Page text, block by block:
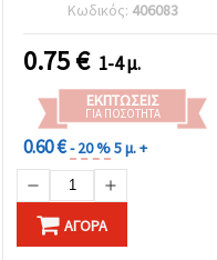
Κωδικός: 406083
0.75€ 1-4 μ.
ΕΚΠΤΏΣΕΙΣ
ΓΙΑ ΠΟΣΌΤΗΤΑ
0.60 €- 20 %5 μ. +
ΑΓΟΡΆ